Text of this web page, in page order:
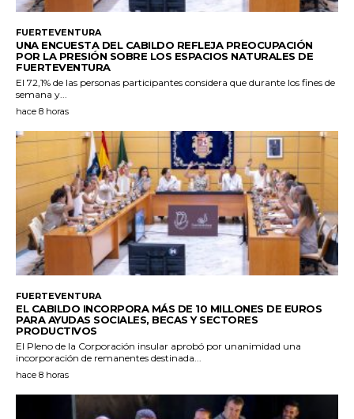
FUERTEVENTURA
UNA ENCUESTA DEL CABILDO REFLEJA PREOCUPACIÓN
POR LA PRESIÓN SOBRE LOS ESPACIOS NATURALES DE
FUERTEVENTURA
El 72,1% de las personas participantes considera que durante los fines de
semana y...
hace 8 horas
FUERTEVENTURA
EL CABILDO INCORPORA MÁS DE 10 MILLONES DE EUROS
PARA AYUDAS SOCIALES, BECAS Y SECTORES
PRODUCTIVOS
El Pleno de la Corporación insular aprobó por unanimidad una
incorporación de remanentes destinada...
hace 8 horas